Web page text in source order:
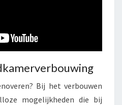
Bij het verbouwen
mogelijkheden die bij